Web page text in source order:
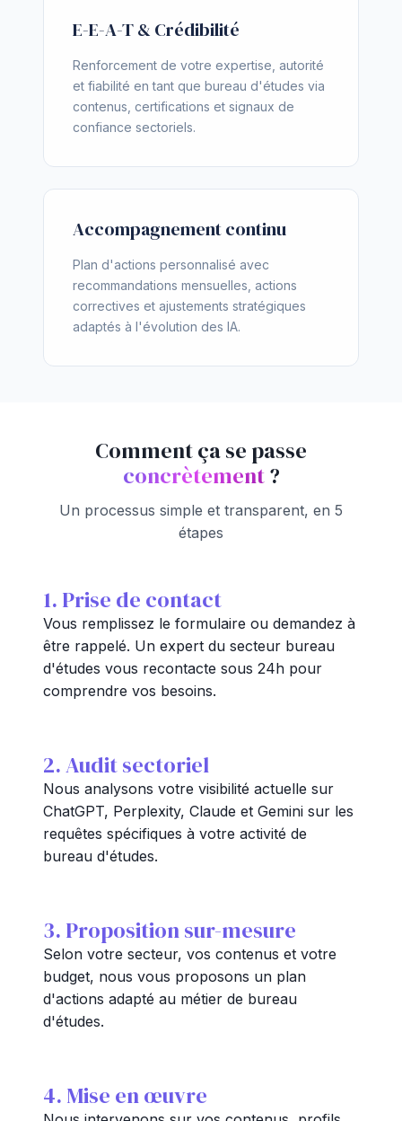
E-E-A-T & Crédibilité
Renforcement de votre expertise, autorité
et fiabilité en tant que bureau d'études via
contenus, certifications et signaux de
confiance sectoriels.
Accompagnement continu
Plan d'actions personnalisé avec
recommandations mensuelles, actions
correctives et ajustements stratégiques
adaptés à l'évolution des IA.
Comment ça se passe
concrètement?
Un processus simple et transparent, en 5
étapes
1. Prise de contact
Vous remplissez le formulaire ou demandez à
être rappelé. Un expert du secteur bureau
d'études vous recontacte sous 24h pour
comprendre vos besoins.
2. Audit sectoriel
Nous analysons votre visibilité actuelle sur
ChatGPT, Perplexity, Claude et Gemini sur les
requêtes spécifiques à votre activité de
bureau d'études.
3. Proposition sur-mesure
Selon votre secteur, vos contenus et votre
budget, nous vous proposons un plan
d'actions adapté au métier de bureau
d'études.
4. Mise en œuvre